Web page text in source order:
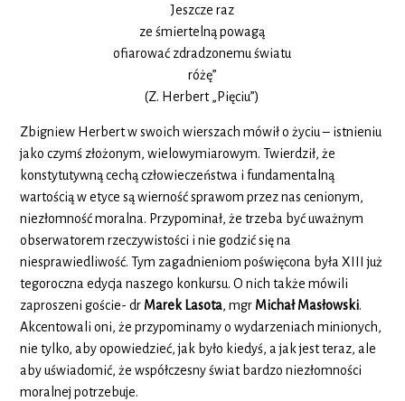
Jeszcze raz
ze śmiertelną powagą
ofiarować zdradzonemu światu
różę”
(Z. Herbert „Pięciu”)
Zbigniew Herbert w swoich wierszach mówił o życiu – istnieniu
jako czymś złożonym, wielowymiarowym. Twierdził, że
konstytutywną cechą człowieczeństwa i fundamentalną
wartością w etyce są wierność sprawom przez nas cenionym,
niezłomność moralna. Przypominał, że trzeba być uważnym
obserwatorem rzeczywistości i nie godzić się na
niesprawiedliwość. Tym zagadnieniom poświęcona była XIII już
tegoroczna edycja naszego konkursu. O nich także mówili
zaproszeni goście- dr Marek Lasota, mgr Michał Masłowski.
Akcentowali oni, że przypominamy o wydarzeniach minionych,
nie tylko, aby opowiedzieć, jak było kiedyś, a jak jest teraz, ale
aby uświadomić, że współczesny świat bardzo niezłomności
moralnej potrzebuje.